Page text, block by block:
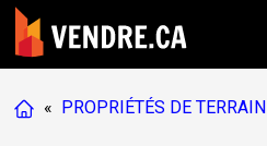
« PROPRIÉTÉS DE TERRAIN